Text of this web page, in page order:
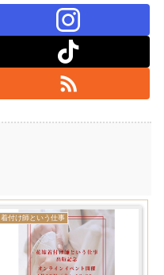
着付け師という仕事